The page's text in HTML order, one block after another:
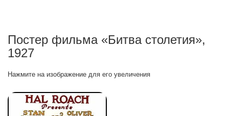
Постер фильма «Битва столетия»,
1927
Нажмите на изображение для его увеличения